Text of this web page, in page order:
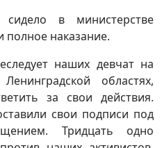
в министерстве
наказание.
наших девчат на
областях,
за свои действия.
свои подписи под
Тридцать одно